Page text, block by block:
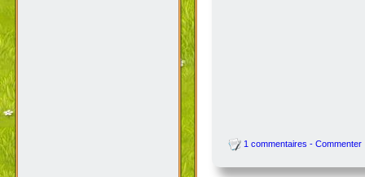
1 commentaires - Commenter